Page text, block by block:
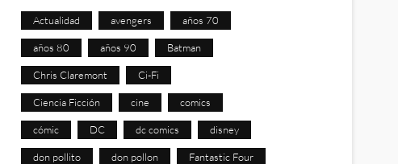
Actualidad avengers años 70
años 80 años 90 Batman
Chris Claremont Ci-Fi
Ciencia Ficción cine comics
cómic DC dc comics disney
don pollito don pollon Fantastic Four